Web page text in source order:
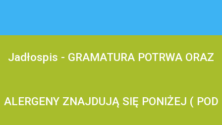
Jadłospis - GRAMATURA POTRWA ORAZ
ALERGENY ZNAJDUJĄ SIĘ PONIŻEJ ( POD